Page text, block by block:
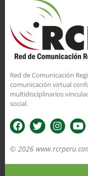
Red de Comunicación
comunicación virtual
multidisciplinarios
social.
© 2026